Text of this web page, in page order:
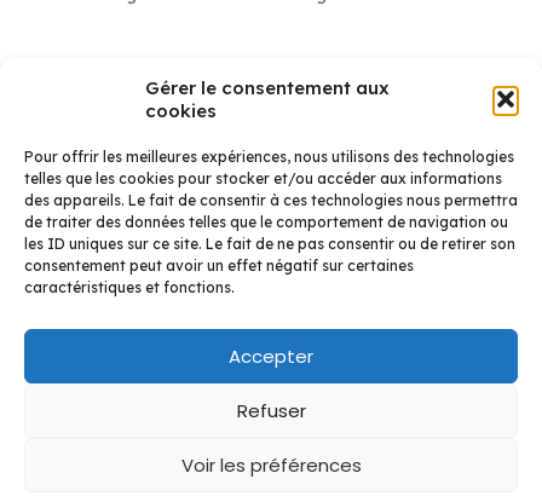
Gérer le consentement aux
cookies
Pour offrir les meilleures expériences, nous utilisons des technologies
telles que les cookies pour stocker et/ou accéder aux informations
des appareils. Le fait de consentir à ces technologies nous permettra
de traiter des données telles que le comportement de navigation ou
les ID uniques sur ce site. Le fait de ne pas consentir ou de retirer son
consentement peut avoir un effet négatif sur certaines
caractéristiques et fonctions.
Accepter
Refuser
Voir les préférences
En savoir plus
Mentions légales
Étanchéité
Biogaz et Lixiviats
Réalisations Étanchéité
Réalisation Biogaz
Contact
©Getech - 2026 - Réalisation : Les publicitaires